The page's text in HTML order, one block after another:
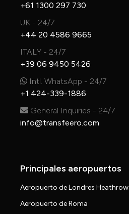
+61 1300 297 730
UK - 24/7
+44 20 4586 9665
ITALY - 24/7
+39 06 9450 5426
Intl. WhatsApp - 24/7
+1 424-339-1886
General Inquiries - 24/7
info@transfeero.com
Principales aeropuertos
Aeropuerto de Londres Heathrow
Aeropuerto de Roma